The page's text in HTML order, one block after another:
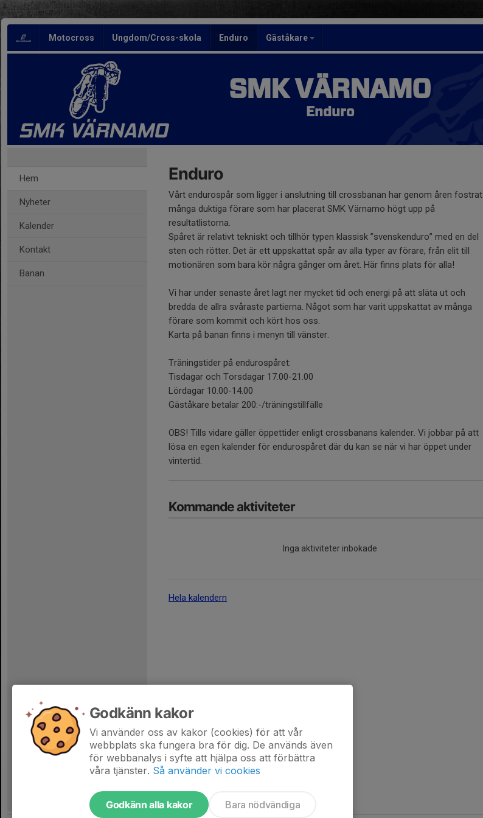
Motocross Ungdom/Cross-skola Enduro Gäståkare
SMK VÄRNAMO
Enduro
Hem
Nyheter
Kalender
Kontakt
Banan
Enduro
Vårt endurospår som ligger i anslutning till crossbanan har genom åren fostrat
många duktiga förare som har placerat SMK Värnamo högt upp på
resultatlistorna.
Spåret är relativt tekniskt och tillhör typen klassisk ”svenskenduro” med en del
sten och rötter. Det är ett uppskattat spår av alla typer av förare, från elit till
motionären som bara kör några gånger om året. Här finns plats för alla!
Vi har under senaste året lagt ner mycket tid och energi på att släta ut och
bredda de allra svåraste partierna. Något som har varit uppskattat av många
förare som kommit och kört hos oss.
Karta på banan finns i menyn till vänster.
Träningstider på endurospåret:
Tisdagar och Torsdagar 17.00-21.00
Lördagar 10.00-14.00
Gäståkare betalar 200:-/träningstillfälle
OBS! Tills vidare gäller öppettider enligt crossbanans kalender. Vi jobbar på att
lösa en egen kalender för endurospåret där du kan se när vi har öppet under
vintertid.
Kommande aktiviteter
Inga aktiviteter inbokade
Hela kalendern
Godkänn kakor
Vi använder oss av kakor (cookies) för att vår
webbplats ska fungera bra för dig. De används även
för webbanalys i syfte att hjälpa oss att förbättra
våra tjänster. Så använder vi cookies
Godkänn alla kakor Bara nödvändiga